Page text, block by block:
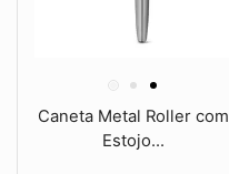
Caneta Metal Roller com
Estojo...